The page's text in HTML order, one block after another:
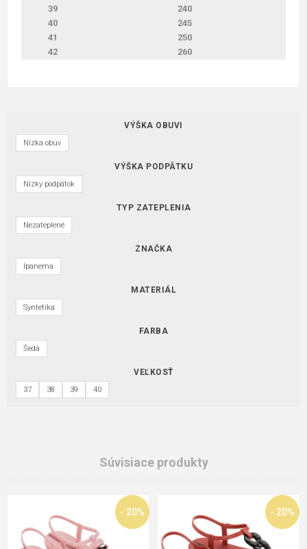
39
240
40
245
41
250
42
260
VÝŠKA OBUVI
Nízka obuv
VÝŠKA PODPÄTKU
Nízky podpätok
TYP ZATEPLENIA
Nezateplené
ZNAČKA
Ipanema
MATERIÁL
Syntetika
FARBA
Šedá
VEĽKOSŤ
37 38 39 40
Súvisiace produkty
- 20% - 20%